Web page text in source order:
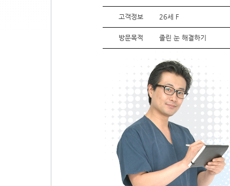
고객정보 26세 F
방문목적 졸린 눈 해결하기